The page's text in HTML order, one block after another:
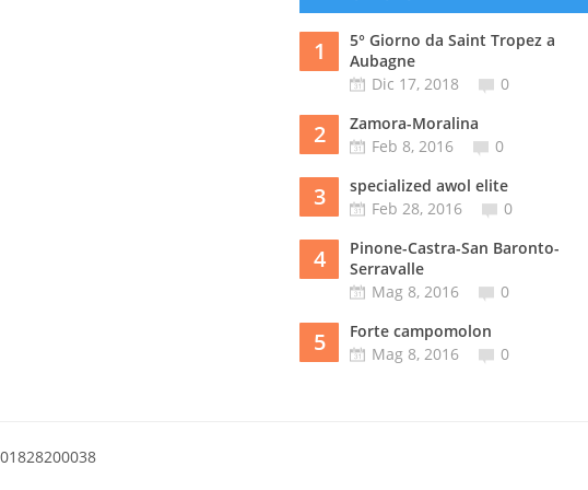
1
5° Giorno da Saint Tropez a
Aubagne
Dic 17, 2018
0
2
Zamora-Moralina
Feb 8, 2016
0
3
specialized awol elite
Feb 28, 2016
0
4
Pinone-Castra-San Baronto-
Serravalle
Mag 8, 2016
0
5
Forte campomolon
Mag 8, 2016
0